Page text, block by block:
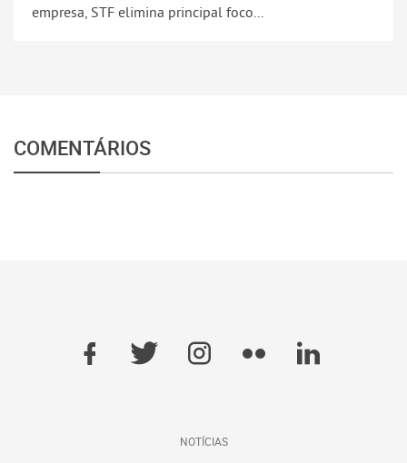
empresa, STF elimina principal foco...
COMENTÁRIOS
NOTÍCIAS